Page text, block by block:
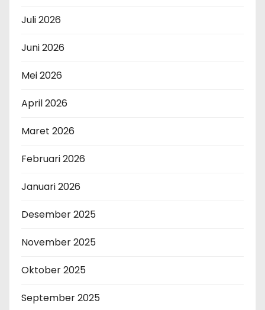
Juli 2026
Juni 2026
Mei 2026
April 2026
Maret 2026
Februari 2026
Januari 2026
Desember 2025
November 2025
Oktober 2025
September 2025